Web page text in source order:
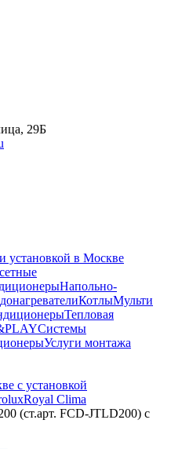
29Б
установкой в Москве
Напольно-
КотлыМульти
Тепловая
Системы
Услуги монтажа
с установкой
Royal Clima
(ст.арт. FCD-JTLD200) с